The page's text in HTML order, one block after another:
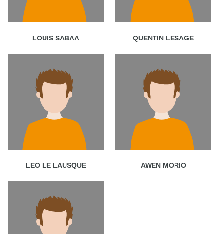
LOUIS SABAA QUENTIN LESAGE
LEO LE LAUSQUE AWEN MORIO